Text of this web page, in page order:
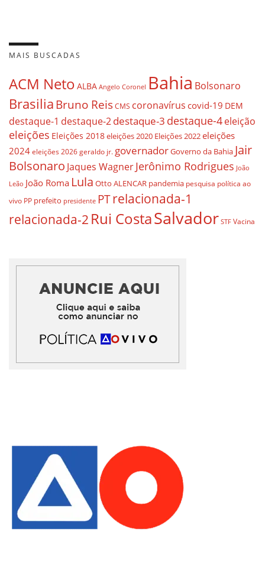
MAIS BUSCADAS
ACM Neto ALBA Angelo Coronel Bahia Bolsonaro
BrasiliaBruno ReisCMS coronavírus covid-19 DEM
destaque-1 destaque-2destaque-3 destaque-4eleição
eleições Eleições 2018eleições 2020 Eleições 2022eleições
2024 eleições 2026 geraldo jr. governadorGoverno da Bahia Jair
Bolsonaro Jaques WagnerJerônimo Rodrigues João
Leão João Roma Lula Otto ALENCAR pandemia pesquisa política ao
vivo PP prefeito presidente PTrelacionada-1
relacionada-2 Rui CostaSalvador STF Vacina